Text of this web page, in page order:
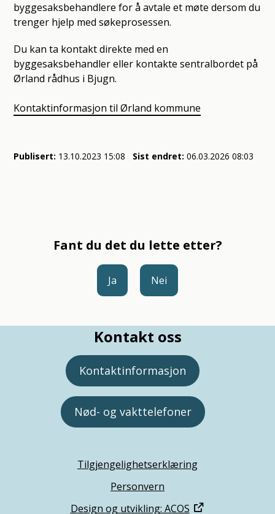
byggesaksbehandlere for å avtale et møte dersom du
trenger hjelp med søkeprosessen.
Du kan ta kontakt direkte med en
byggesaksbehandler eller kontakte sentralbordet på
Ørland rådhus i Bjugn.
Kontaktinformasjon til Ørland kommune
Publisert 13.10.2023 15:08 Sist endret 06.03.2026 08:03
Fant du det du lette etter?
Ja Nei
Kontakt oss
Kontaktinformasjon
Nød- og vakttelefoner
Tilgjengelighetserklæring
Personvern
Design og utvikling: ACOS